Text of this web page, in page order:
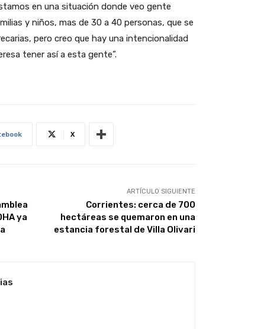
en una situación donde veo gente
y niños, mas de 30 a 40 personas, que se
pero creo que hay una intencionalidad
tener así a esta gente”.
X
ya
ARTÍCULO SIGUIENTE
Corrientes: cerca de 700
hectáreas se quemaron en una
estancia forestal de Villa Olivari